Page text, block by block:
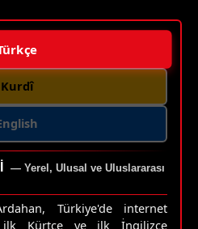
Kurdî
— Yerel, Ulusal ve Uluslararası
Türkiye'de internet
ilk Kürtçe ve ilk İngilizce